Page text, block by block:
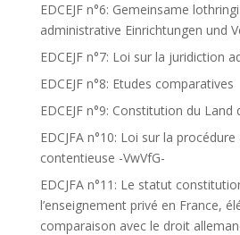
EDCEJF n°6: Gemeinsame
administrative Einrichtungen und
EDCEJF n°7: Loi sur la juridiction
EDCEJF n°8: Etudes comparatives
EDCEJF n°9: Constitution du Land
EDCJFA n°10: Loi sur la
contentieuse -VwVfG-
EDCJFA n°11: Le statut
l’enseignement privé en France,
comparaison avec le droit